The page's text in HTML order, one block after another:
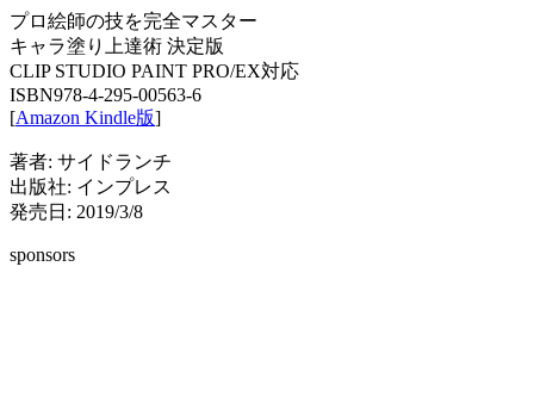
プロ絵師の技を完全マスター
キャラ塗り上達術 決定版
CLIP STUDIO PAINT PRO/EX対応
ISBN978-4-295-00563-6
[Amazon Kindle版]
著者: サイドランチ
出版社: インプレス
発売日: 2019/3/8
sponsors